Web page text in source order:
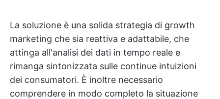
La soluzione è una solida strategia di growth
marketing che sia reattiva e adattabile, che
attinga all'analisi dei dati in tempo reale e
rimanga sintonizzata sulle continue intuizioni
dei consumatori. È inoltre necessario
comprendere in modo completo la situazione